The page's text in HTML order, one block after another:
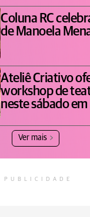
Coluna RC
de Manoela
Ateliê Criativo
workshop de
neste sábado em
Ver mais
PUBLICIDADE